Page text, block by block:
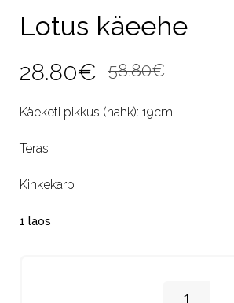
Lotus käeehe
58.80€
28.80€
Käeketi pikkus (nahk): 19cm
Teras
Kinkekarp
1 laos